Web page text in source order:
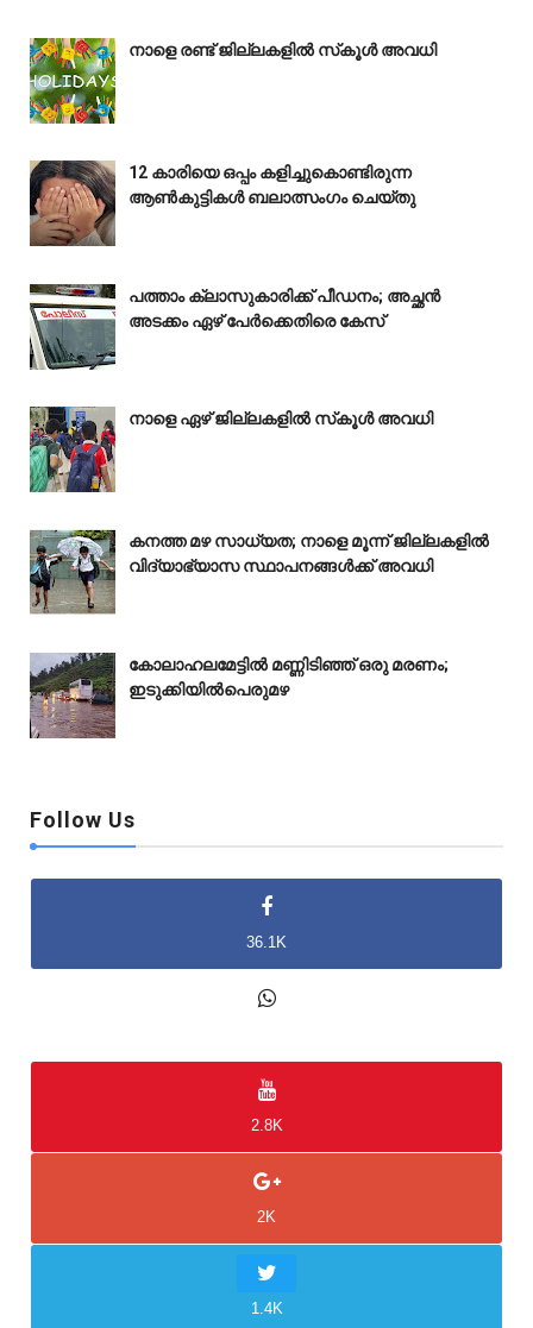
നാളെ രണ്ട് ജില്ലകളിൽ സ്‌കൂൾ അവധി
12 കാരിയെ ഒപ്പം കളിച്ചുകൊണ്ടിരുന്ന
ആൺകുട്ടികൾ ബലാത്സംഗം ചെയ്‌തു
പത്താം ക്ലാസുകാരിക്ക് പീഡനം; അച്ഛൻ
അടക്കം ഏഴ് പേർക്കെതിരെ കേസ്
നാളെ ഏഴ് ജില്ലകളിൽ സ്‌കൂൾ അവധി
കനത്ത മഴ സാധ്യത; നാളെ മൂന്ന് ജില്ലകളിൽ
വിദ്യാഭ്യാസ സ്ഥാപനങ്ങൾക്ക് അവധി
കോലാഹലമേട്ടിൽ മണ്ണിടിഞ്ഞ് ഒരു മരണം;
ഇടുക്കിയിൽപെരുമഴ
Follow Us
36.1K
2.8K
2K
1.4K